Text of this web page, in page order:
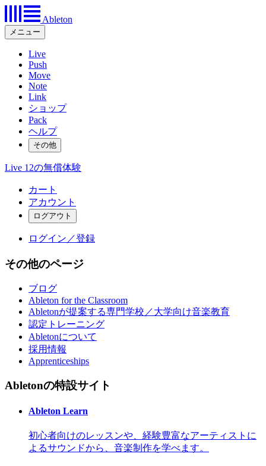
Ableton
メニュー
Live
Push
Move
Note
Link
ショップ
Pack
ヘルプ
その他
Live 12の無償体験
カート
アカウント
ログイン／登録
その他のページ
ブログ
Ableton for the Classroom
Abletonが提案する専門学校／大学向け音楽教育
認定トレーニング
Abletonについて
採用情報
Apprenticeships
Abletonの特設サイト
Ableton Learn
初心者向けのレッスンや、経験豊富なアーティストに
よるサウンドから、音楽制作を学べます。